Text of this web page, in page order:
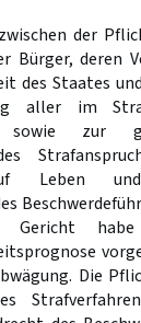
der
Bürger, deren
des Staates
aller im
sowie zur
Leben
Gericht
Die